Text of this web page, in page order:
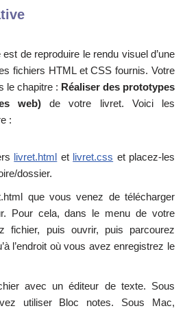
est de reproduire le rendu visuel d’une
fichiers HTML et CSS fournis. Votre
le chapitre : Réaliser des prototypes
web)de votre livret. Voici les
:
livret.html et livret.css et placez-les
dossier.
que vous venez de télécharger
Pour cela, dans le menu de votre
fichier, puis ouvrir, puis parcourez
l’endroit où vous avez enregistrez le
avec un éditeur de texte. Sous
utiliser Bloc notes. Sous Mac,